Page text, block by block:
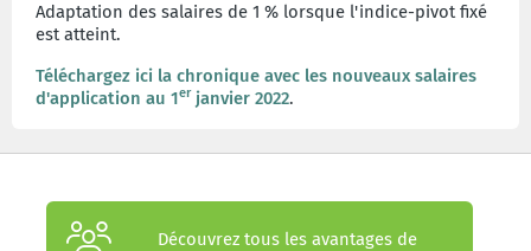
Adaptation des salaires de 1 % lorsque l'indice-pivot fixé
est atteint.
Téléchargez ici la chronique avec les nouveaux salaires
d'application au 1erjanvier 2022.
Découvrez tous les avantages de